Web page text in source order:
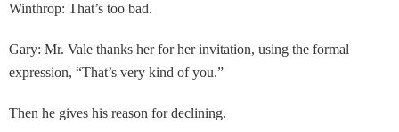
Winthrop: That’s too bad.
Gary: Mr. Vale thanks her for her invitation, using the formal
expression, “That’s very kind of you.”
Then he gives his reason for declining.